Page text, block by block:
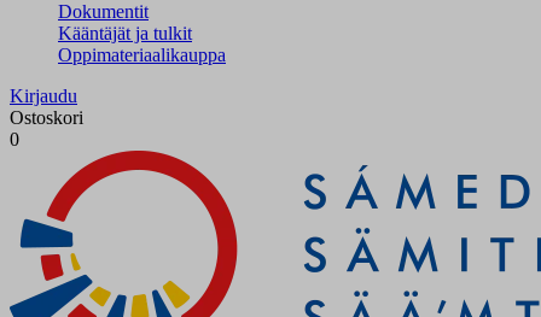
Dokumentit
Kääntäjät ja tulkit
Oppimateriaalikauppa
Kirjaudu
Ostoskori
0